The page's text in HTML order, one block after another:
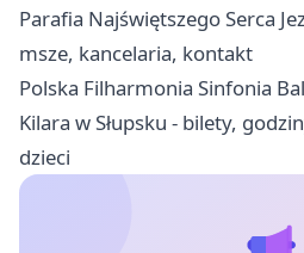
Parafia Najświętszego Serca
msze, kancelaria, kontakt
Polska Filharmonia Sinfonia
Kilara w Słupsku - bilety,
dzieci